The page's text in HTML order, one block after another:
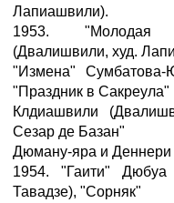
Лапиашвили).
1953. "Молодая
(Двалишвили, худ.
"Измена" Сумбатова-
"Праздник в Сакреула"
Клдиашвили
Сезар де Базан"
Дюману-яра и Деннери
1954. "Гаити" Дюбуа
Тавадзе), "Сорняк"